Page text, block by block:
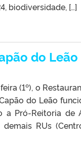
biodiversidade, […]
do
(1º), o
do Leão
a Pró-Reitoria de
RUs